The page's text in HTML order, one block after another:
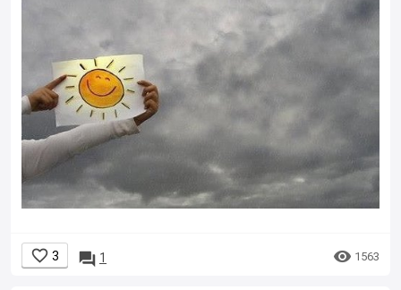
 3  1  1563